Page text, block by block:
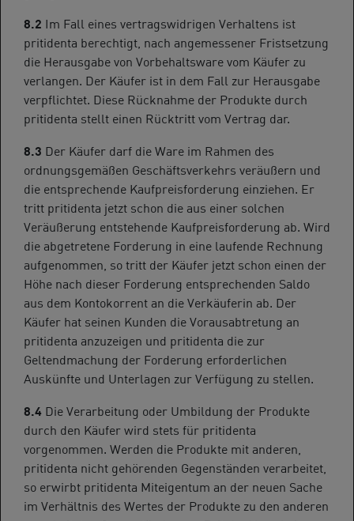
8.2 Im Fall eines vertragswidrigen Verhaltens ist
pritidenta berechtigt, nach angemessener Fristsetzung
die Herausgabe von Vorbehaltsware vom Käufer zu
verlangen. Der Käufer ist in dem Fall zur Herausgabe
verpflichtet. Diese Rücknahme der Produkte durch
pritidenta stellt einen Rücktritt vom Vertrag dar.
8.3 Der Käufer darf die Ware im Rahmen des
ordnungsgemäßen Geschäftsverkehrs veräußern und
die entsprechende Kaufpreisforderung einziehen. Er
tritt pritidenta jetzt schon die aus einer solchen
Veräußerung entstehende Kaufpreisforderung ab. Wird
die abgetretene Forderung in eine laufende Rechnung
aufgenommen, so tritt der Käufer jetzt schon einen der
Höhe nach dieser Forderung entsprechenden Saldo
aus dem Kontokorrent an die Verkäuferin ab. Der
Käufer hat seinen Kunden die Vorausabtretung an
pritidenta anzuzeigen und pritidenta die zur
Geltendmachung der Forderung erforderlichen
Auskünfte und Unterlagen zur Verfügung zu stellen.
8.4 Die Verarbeitung oder Umbildung der Produkte
durch den Käufer wird stets für pritidenta
vorgenommen. Werden die Produkte mit anderen,
pritidenta nicht gehörenden Gegenständen verarbeitet,
so erwirbt pritidenta Miteigentum an der neuen Sache
im Verhältnis des Wertes der Produkte zu den anderen